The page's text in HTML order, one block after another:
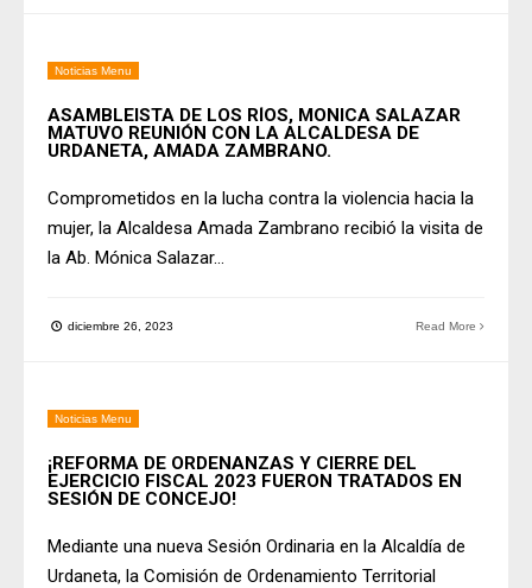
Noticias Menu
ASAMBLEISTA DE LOS RÍOS, MONICA SALAZAR
MATUVO REUNIÓN CON LA ALCALDESA DE
URDANETA, AMADA ZAMBRANO.
Comprometidos en la lucha contra la violencia hacia la
mujer, la Alcaldesa Amada Zambrano recibió la visita de
la Ab. Mónica Salazar...
diciembre 26, 2023 Read More
Noticias Menu
¡REFORMA DE ORDENANZAS Y CIERRE DEL
EJERCICIO FISCAL 2023 FUERON TRATADOS EN
SESIÓN DE CONCEJO!
Mediante una nueva Sesión Ordinaria en la Alcaldía de
Urdaneta, la Comisión de Ordenamiento Territorial